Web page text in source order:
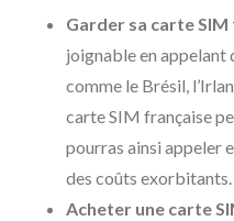
Garder sa carte SIM
joignable en appelant
comme le Brésil,
carte SIM française
pourras ainsi appeler
des coûts exorbitants.
Acheter une carte